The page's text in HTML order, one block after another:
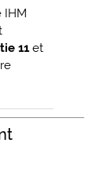
IHM
11 et